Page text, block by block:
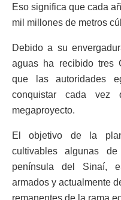
Eso significa que cada
mil millones de metros
Debido a su
aguas ha recibido tres
que las autoridades
conquistar cada vez
megaproyecto.
El objetivo de la
cultivables algunas
península del Sinaí,
armados y actualmente